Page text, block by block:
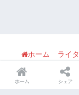
ホーム ライ
利用規約
パ
ホーム シェア